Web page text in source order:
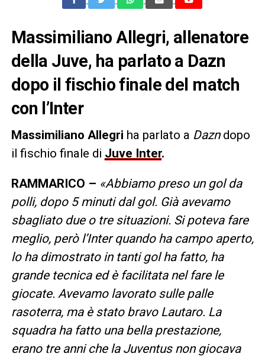
Massimiliano Allegri, allenatore
della Juve, ha parlato a Dazn
dopo il fischio finale del match
con l’Inter
Massimiliano Allegri ha parlato a Dazndopo
il fischio finale di Juve Inter.
RAMMARICO – «Abbiamo preso un gol da
polli, dopo 5 minuti dal gol. Già avevamo
sbagliato due o tre situazioni. Si poteva fare
meglio, però l’Inter quando ha campo aperto,
lo ha dimostrato in tanti gol ha fatto, ha
grande tecnica ed è facilitata nel fare le
giocate. Avevamo lavorato sulle palle
rasoterra, ma è stato bravo Lautaro. La
squadra ha fatto una bella prestazione,
erano tre anni che la Juventus non giocava